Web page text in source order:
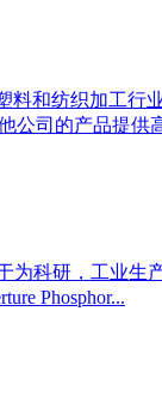
和纺织加工行
公司的产品提
科研，工业生
Phosphor...